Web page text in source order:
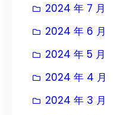
2024 年 7 月
2024 年 6 月
2024 年 5 月
2024 年 4 月
2024 年 3 月